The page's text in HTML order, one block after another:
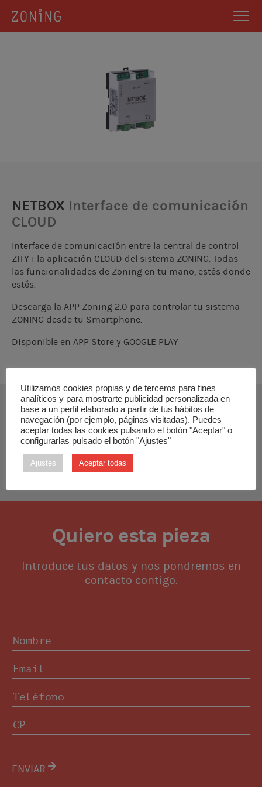
NETBOX Interface de comunicación
CLOUD
Interface de comunicación entre la central de control
ZITY i la aplicación CLOUD del sistema ZONING. Todas
las funcionalidades de Zoning en tu mano, estés donde
estés.
Descarga la APP Zoning 2.0 para controlar tu sistema
ZONING desde tu Smartphone.
Disponible en APP Store y GOOGLE PLAY
DESCARGAR MANUAL DE INSTALACIÓN
DESCARGAR MANUAL TÉCNICO
Quiero esta pieza
Introduce tus datos y nos pondremos en
contacto contigo.
ENVIAR
Utilizamos cookies propias y de terceros para fines
analíticos y para mostrarte publicidad personalizada en
base a un perfil elaborado a partir de tus hábitos de
navegación (por ejemplo, páginas visitadas). Puedes
aceptar todas las cookies pulsando el botón "Aceptar" o
configurarlas pulsado el botón "Ajustes"
Ajustes Aceptar todas